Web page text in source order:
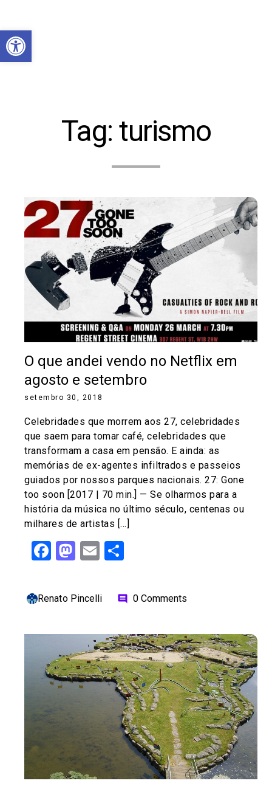
Abrir a barra de ferramentas
Tag: turismo
O que andei vendo no Netflix em
agosto e setembro
setembro 30, 2018
Celebridades que morrem aos 27, celebridades
que saem para tomar café, celebridades que
transformam a casa em pensão. E ainda: as
memórias de ex-agentes infiltrados e passeios
guiados por nossos parques nacionais. 27: Gone
too soon [2017 | 70 min.] — Se olharmos para a
história da música no último século, centenas ou
milhares de artistas […]
Facebook
Mastodon
Email
Renato Pincelli comment 0 Comments